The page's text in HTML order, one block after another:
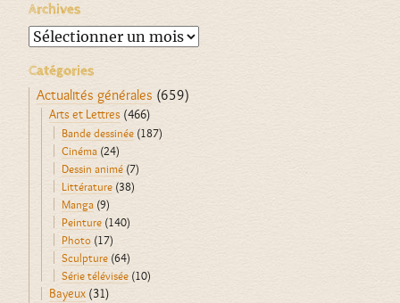
Archives
Archives
Catégories
Actualités générales (659)
Arts et Lettres (466)
Bande dessinée (187)
Cinéma (24)
Dessin animé (7)
Littérature (38)
Manga (9)
Peinture (140)
Photo (17)
Sculpture (64)
Série télévisée (10)
Bayeux (31)